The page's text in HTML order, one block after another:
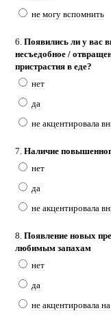
не могу вспомнить
6. Появились ли у вас
несъедобное /
пристрастия в еде?
нет
да
не акцентировала
7. Наличие
нет
да
не акцентировала
8. Появление новых
любимым запахам
нет
да
не акцентировала